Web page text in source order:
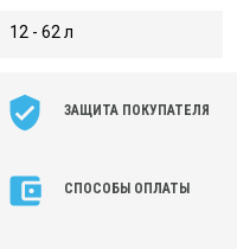
ЗАЩИТА ПОКУПАТЕЛЯ
СПОСОБЫ ОПЛАТЫ
12 - 62 л